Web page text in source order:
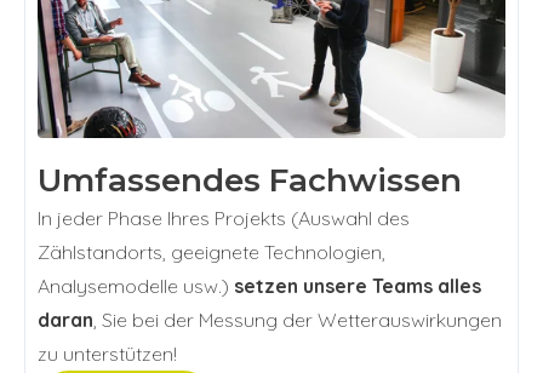
Umfassendes Fachwissen
In jeder Phase Ihres Projekts (Auswahl des
Zählstandorts, geeignete Technologien,
Analysemodelle usw.) setzen unsere Teams alles
daran, Sie bei der Messung der Wetterauswirkungen
zu unterstützen!